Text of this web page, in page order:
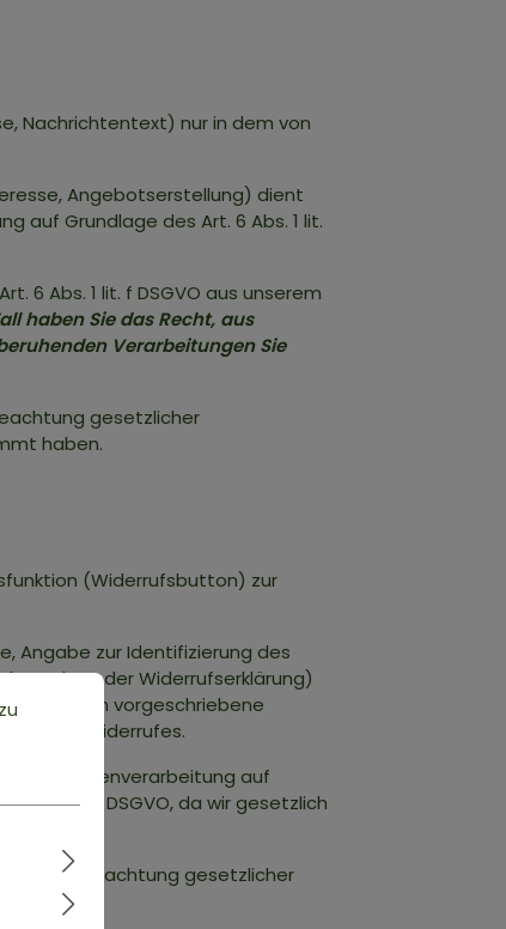
Nachrichtentext) nur in dem von
Angebotserstellung) dient
auf Grundlage des Art. 6 Abs. 1 lit.
6 Abs. 1 lit. f DSGVO aus unserem
haben Sie das Recht, aus
Verarbeitungen Sie
gesetzlicher
haben.
(Widerrufsbutton) zur
Angabe zur Identifizierung des
der Widerrufserklärung)
gesetzlich vorgeschriebene
Ihres Widerrufes.
diese Datenverarbeitung auf
1 lit. c DSGVO, da wir gesetzlich
unter Beachtung gesetzlicher
haben.